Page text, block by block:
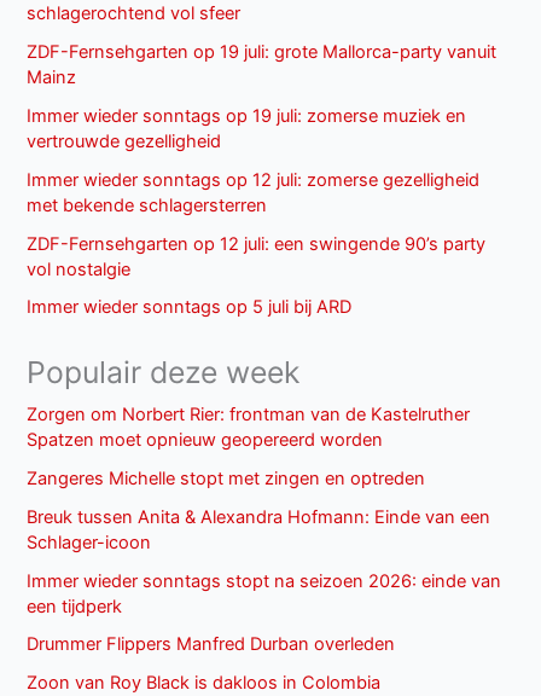
schlagerochtend vol sfeer
ZDF-Fernsehgarten op 19 juli: grote Mallorca-party vanuit
Mainz
Immer wieder sonntags op 19 juli: zomerse muziek en
vertrouwde gezelligheid
Immer wieder sonntags op 12 juli: zomerse gezelligheid
met bekende schlagersterren
ZDF-Fernsehgarten op 12 juli: een swingende 90’s party
vol nostalgie
Immer wieder sonntags op 5 juli bij ARD
Populair deze week
Zorgen om Norbert Rier: frontman van de Kastelruther
Spatzen moet opnieuw geopereerd worden
Zangeres Michelle stopt met zingen en optreden
Breuk tussen Anita & Alexandra Hofmann: Einde van een
Schlager-icoon
Immer wieder sonntags stopt na seizoen 2026: einde van
een tijdperk
Drummer Flippers Manfred Durban overleden
Zoon van Roy Black is dakloos in Colombia